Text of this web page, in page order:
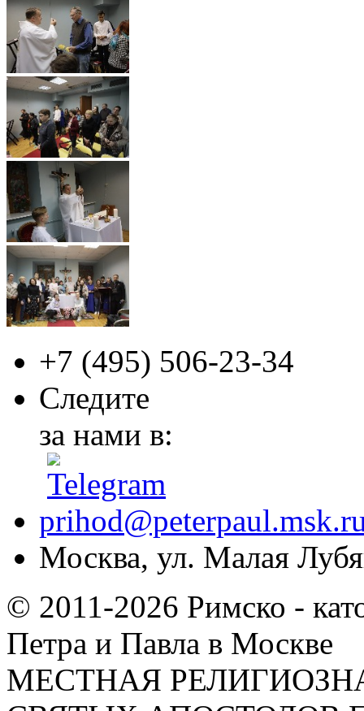
+7 (495) 506-23-34
Следите
за нами в:
Москва, ул. Малая
© 2011-2026 Римско -
Петра и Павла в Москве
МЕСТНАЯ